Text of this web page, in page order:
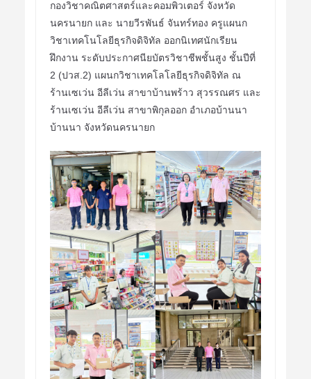
กองวิชาคณิตศาสตร์และคอมพิวเตอร์ จังหวัด
นครนายก และ นายวีรพันธ์ จันทร์ทอง ครูแผนก
วิชาเทคโนโลยีธุรกิจดิจิทัล ออกนิเทศนักเรียน
ฝึกงาน ระดับประกาศนียบัตรวิชาชีพชั้นสูง ชั้นปีที่
2 (ปวส.2) แผนกวิชาเทคโลโลยีธุรกิจดิจิทัล ณ
ร้านเซเว่น อีลีเว่น สาขาบ้านพร้าว สุวรรณศร และ
ร้านเซเว่น อีลีเว่น สาขาพิกุลออก อำเภอบ้านนา
บ้านนา จังหวัดนครนายก